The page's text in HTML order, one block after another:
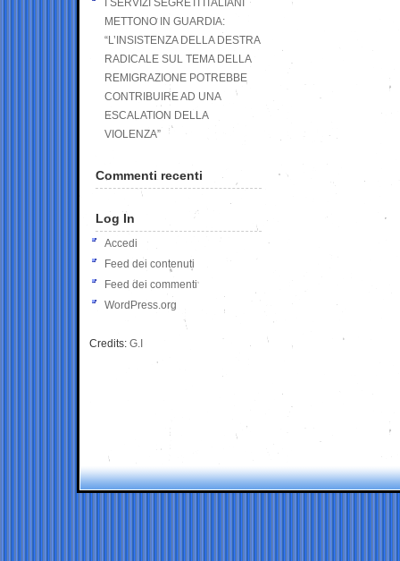
I SERVIZI SEGRETI ITALIANI
METTONO IN GUARDIA:
“L’INSISTENZA DELLA DESTRA
RADICALE SUL TEMA DELLA
REMIGRAZIONE POTREBBE
CONTRIBUIRE AD UNA
ESCALATION DELLA
VIOLENZA”
Commenti recenti
Log In
Accedi
Feed dei contenuti
Feed dei commenti
WordPress.org
Credits: G.I